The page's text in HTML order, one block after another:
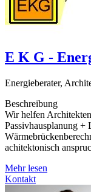
E K G -
Energieberater,
Beschreibung
Wir helfen
Passivhausplanung
achitektonisch
Mehr lesen
Kontakt